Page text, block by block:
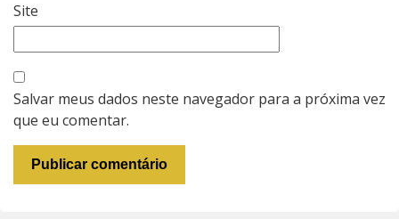
Site
Salvar meus dados neste navegador para a próxima vez
que eu comentar.